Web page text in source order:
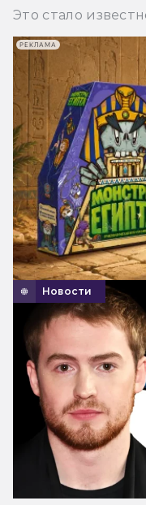
Это стало
Новости
РЕКЛАМА